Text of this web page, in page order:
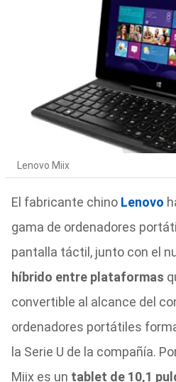
Lenovo Miix
El fabricante chino Lenovo
gama de ordenadores
pantalla táctil, junto con el
híbrido entre plataformas
convertible al alcance del
ordenadores portátiles
la Serie U de la compañía.
Miix es un tablet de 10,1